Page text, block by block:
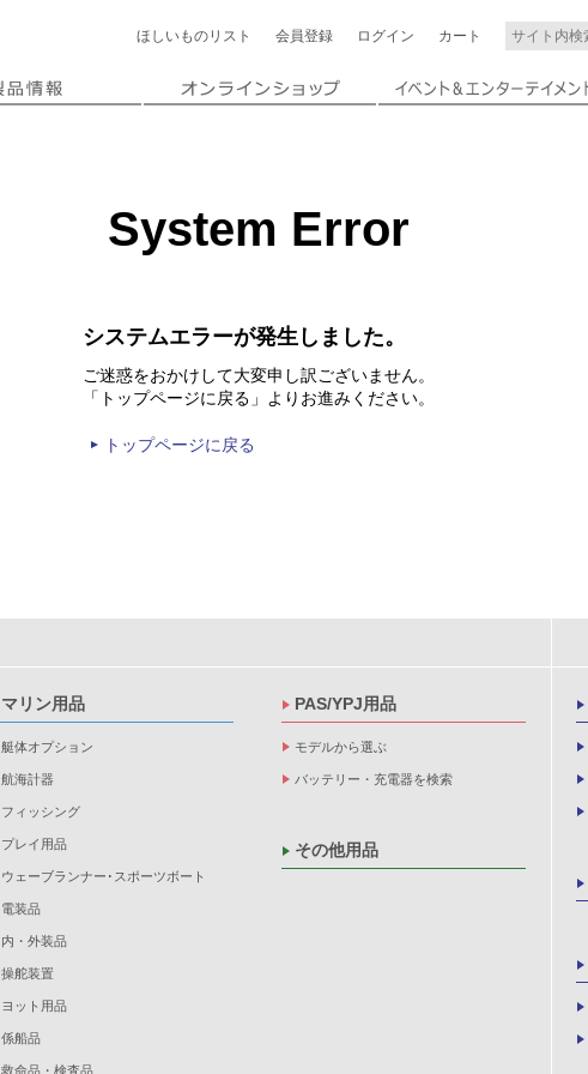
ほしいもの リスト 会員登録 ログイン カート
System Error
システムエラーが発生しました。
ご迷惑をおかけして大変申し訳ございません。
「トップページに戻る」よりお進みください。
トップページに戻る
マリン用品
艇体オプション
航海計器
フィッシング
プレイ用品
ウェーブランナー･スポーツボート
電装品
内・外装品
操舵装置
ヨット用品
係船品
救命品・検査品
PAS/YPJ用品
モデルから選ぶ
バッテリー・充電器を検索
その他用品